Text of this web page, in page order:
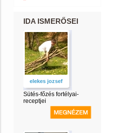
IDA ISMERŐSEI
elekes jozsef
Sütés-főzés fortélyai-
receptjei